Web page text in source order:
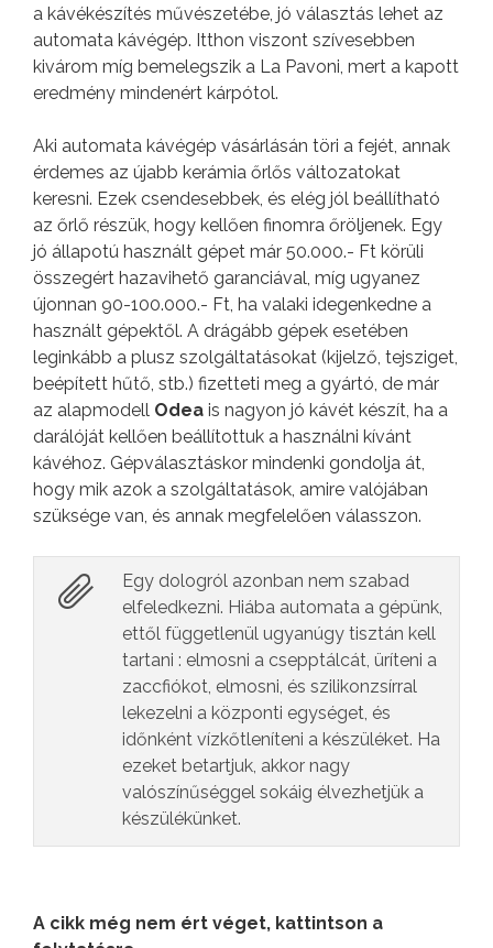
a kávékészítés művészetébe, jó választás lehet az
automata kávégép. Itthon viszont szívesebben
kivárom míg bemelegszik a La Pavoni, mert a kapott
eredmény mindenért kárpótol.
Aki automata kávégép vásárlásán töri a fejét, annak
érdemes az újabb kerámia őrlős változatokat
keresni. Ezek csendesebbek, és elég jól beállítható
az őrlő részük, hogy kellően finomra őröljenek. Egy
jó állapotú használt gépet már 50.000.- Ft körüli
összegért hazavihető garanciával, míg ugyanez
újonnan 90-100.000.- Ft, ha valaki idegenkedne a
használt gépektől. A drágább gépek esetében
leginkább a plusz szolgáltatásokat (kijelző, tejsziget,
beépített hűtő, stb.) fizetteti meg a gyártó, de már
az alapmodell Odea is nagyon jó kávét készít, ha a
darálóját kellően beállítottuk a használni kívánt
kávéhoz. Gépválasztáskor mindenki gondolja át,
hogy mik azok a szolgáltatások, amire valójában
szüksége van, és annak megfelelően válasszon.
Egy dologról azonban nem szabad
elfeledkezni. Hiába automata a gépünk,
ettől függetlenül ugyanúgy tisztán kell
tartani : elmosni a csepptálcát, üríteni a
zaccfiókot, elmosni, és szilikonzsírral
lekezelni a központi egységet, és
időnként vízkőtleníteni a készüléket. Ha
ezeket betartjuk, akkor nagy
valószínűséggel sokáig élvezhetjük a
készülékünket.
A cikk még nem ért véget, kattintson a